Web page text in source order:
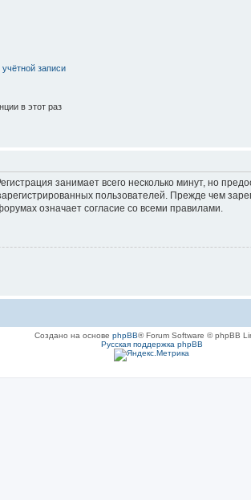
записи
в этот раз
занимает всего несколько минут, но
пользователей. Прежде чем
означает согласие со всеми правилами.
Создано на основе phpBB® Forum Software © phpBB
Русская поддержка phpBB